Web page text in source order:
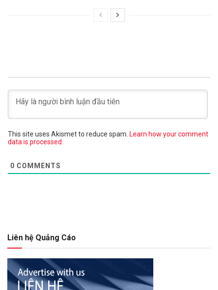
This site uses Akismet to reduce spam. Learn how your comment
data is processed.
0 COMMENTS
Liên hệ Quảng Cáo